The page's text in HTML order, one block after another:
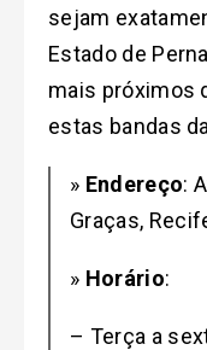
sejam
Estado de
mais próximos
estas bandas
» Endereço:
Graças,
» Horário:
– Terça a